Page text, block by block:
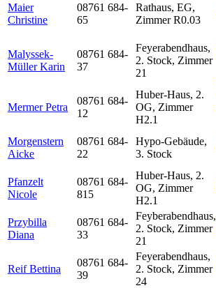
Maier
Christine
08761 684-
65
Rathaus, EG,
Zimmer R0.03
Malyssek-
Müller Karin
08761 684-
37
Feyerabendhaus,
2. Stock, Zimmer
21
Mermer Petra
08761 684-
12
Huber-Haus, 2.
OG, Zimmer
H2.1
Morgenstern
Aicke
08761 684-
22
Hypo-Gebäude,
3. Stock
Pfanzelt
Nicole
08761 684-
815
Huber-Haus, 2.
OG, Zimmer
H2.1
Przybilla
Diana
08761 684-
33
Feyberabendhaus,
2. Stock, Zimmer
21
Reif Bettina
08761 684-
39
Feyerabendhaus,
2. Stock, Zimmer
24